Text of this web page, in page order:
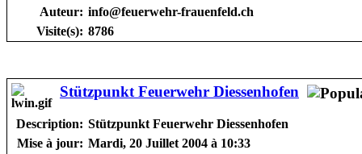
Auteur: info@feuerwehr-frauenfeld.ch
Visite(s): 8786
Stützpunkt Feuerwehr Diessenhofen
Description: Stützpunkt Feuerwehr Diessenhofen
Mise à jour: Mardi, 20 Juillet 2004 à 10:33